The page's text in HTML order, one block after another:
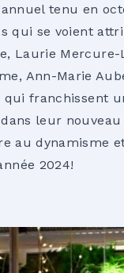
tenu en
qui se voient
Laurie
Ann-Marie
qui franchissent
leur
au dynamisme
2024!